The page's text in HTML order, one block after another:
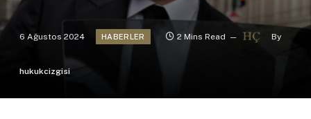
6 Ağustos 2024 HABERLER 2 Mins Read By
hukukcizgisi